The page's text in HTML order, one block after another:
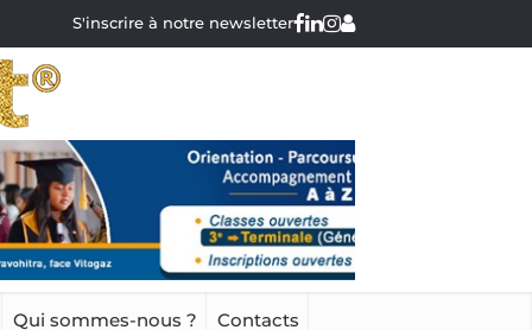
S'inscrire à notre newsletter
Qui sommes-nous ? Contacts